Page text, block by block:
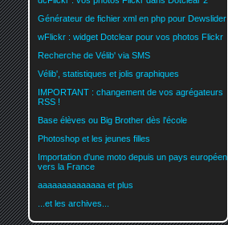
Générateur de fichier xml en php pour Dewslider
wFlickr : widget Dotclear pour vos photos Flickr
Recherche de Vélib' via SMS
Vélib', statistiques et jolis graphiques
IMPORTANT : changement de vos agrégateurs
RSS !
Base élèves ou Big Brother dès l'école
Photoshop et les jeunes filles
Importation d'une moto depuis un pays européen
vers la France
aaaaaaaaaaaaaa et plus
...et les archives...